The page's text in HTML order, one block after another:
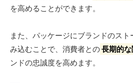
を高めることができます。
また、パッケージにブランドのス
み込むことで、消費者との長期的
ンドの忠誠度を高めます。